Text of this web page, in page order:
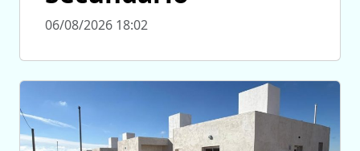
06/08/2026 18:02